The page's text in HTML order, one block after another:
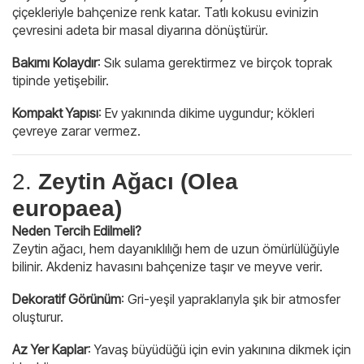
çiçekleriyle bahçenize renk katar. Tatlı kokusu evinizin
çevresini adeta bir masal diyarına dönüştürür.
Bakımı Kolaydır: Sık sulama gerektirmez ve birçok toprak
tipinde yetişebilir.
Kompakt Yapısı: Ev yakınında dikime uygundur; kökleri
çevreye zarar vermez.
2. Zeytin Ağacı (Olea
europaea)
Neden Tercih Edilmeli?
Zeytin ağacı, hem dayanıklılığı hem de uzun ömürlülüğüyle
bilinir. Akdeniz havasını bahçenize taşır ve meyve verir.
Dekoratif Görünüm: Gri-yeşil yapraklarıyla şık bir atmosfer
oluşturur.
Az Yer Kaplar: Yavaş büyüdüğü için evin yakınına dikmek için